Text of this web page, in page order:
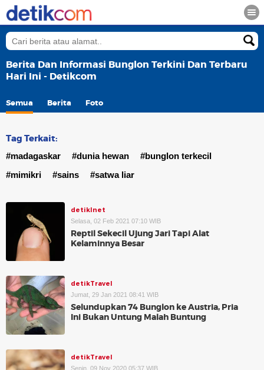
Berita Dan Informasi Bunglon Terkini Dan Terbaru
Hari Ini - Detikcom
Semua Berita Foto
Tag Terkait:
#madagaskar #dunia hewan
#bunglon terkecil
#mimikri
#sains #satwa liar
detikInet
Selasa, 02 Feb 2021 07:10 WIB
Reptil Sekecil Ujung Jari Tapi Alat
Kelaminnya Besar
detikTravel
Jumat, 29 Jan 2021 08:41 WIB
Selundupkan 74 Bunglon ke Austria, Pria
Ini Bukan Untung Malah Buntung
detikTravel
Senin, 09 Nov 2020 05:37 WIB